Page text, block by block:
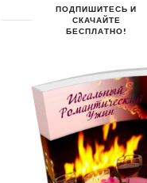
ПОДПИШИТЕСЬ И
СКАЧАЙТЕ
БЕСПЛАТНО!